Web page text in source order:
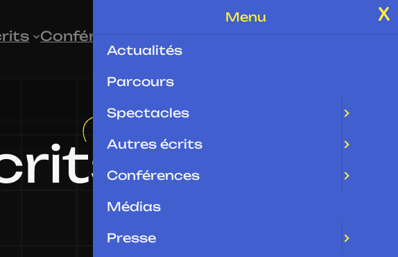
Conférences MédiasPresse Boutique
Menu
Actualités
Parcours
Spectacles
Autres écrits
Conférences
Médias
Presse